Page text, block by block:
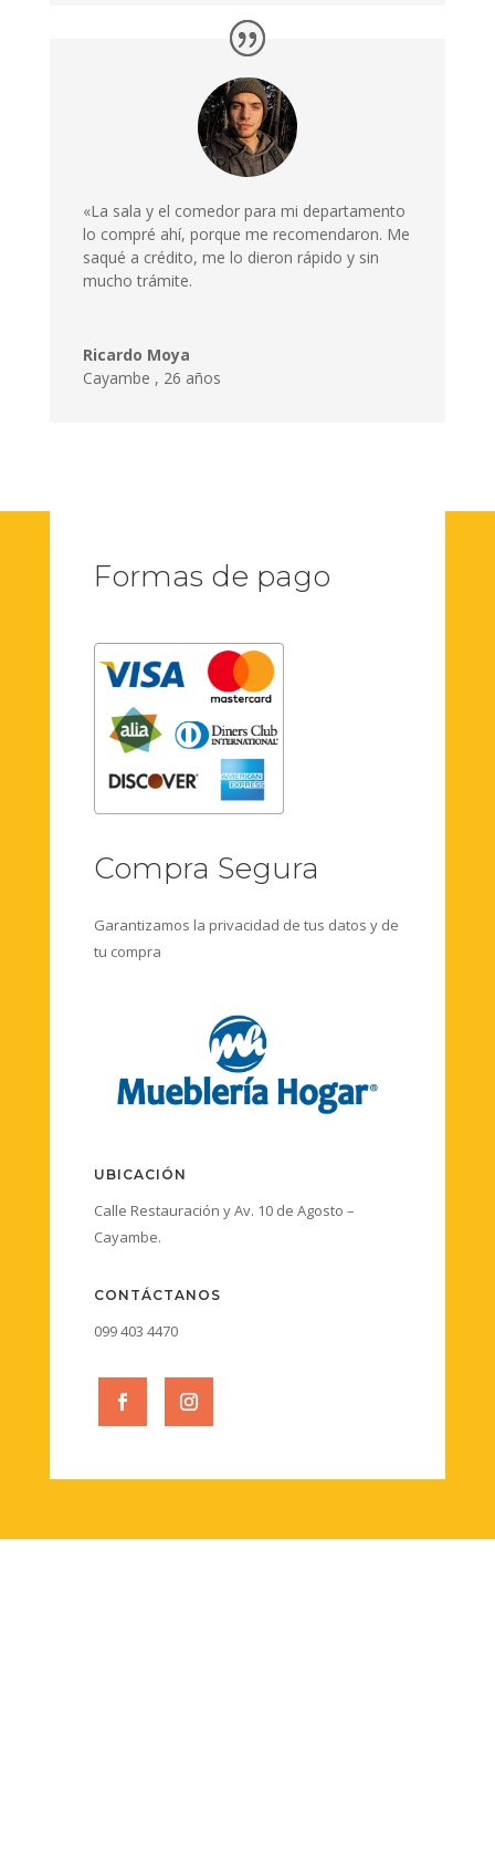
«La sala y el comedor para mi departamento
lo compré ahí, porque me recomendaron. Me
saqué a crédito, me lo dieron rápido y sin
mucho trámite.
Ricardo Moya
Cayambe , 26 años
Formas de pago
Compra Segura
Garantizamos la privacidad de tus datos y de
tu compra
UBICACIÓN
Calle Restauración y Av. 10 de Agosto –
Cayambe.
CONTÁCTANOS
099 403 4470